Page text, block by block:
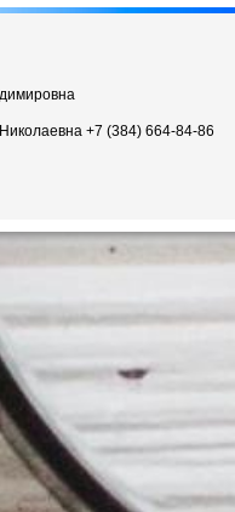
+7 (384) 664-84-86